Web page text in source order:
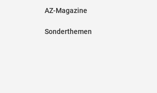
AZ-Magazine
Sonderthemen